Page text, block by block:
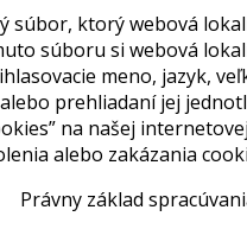
súbor, ktorý webová
súboru si webová
meno, jazyk,
prehliadaní jej
na našej
alebo zakázania
Právny základ